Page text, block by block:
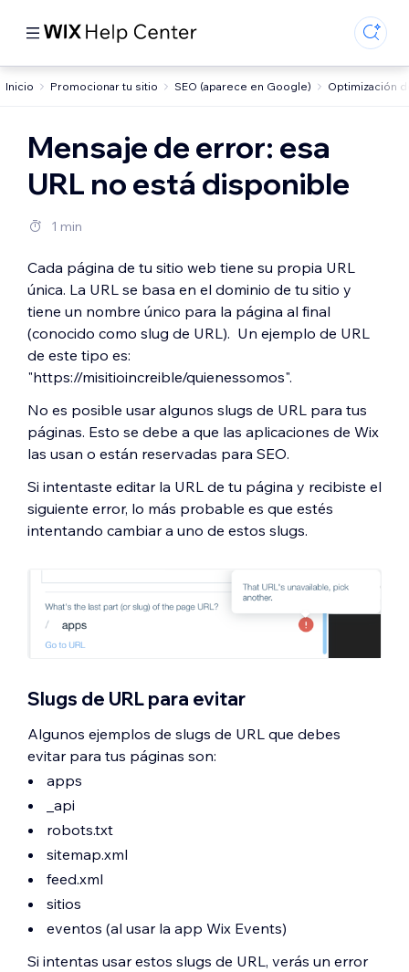
Inicio Promocionar tu sitio SEO (aparece en Google) Optimización
Mensaje de error: esa
URL no está disponible
1 min
Cada página de tu sitio web tiene su propia URL
única. La URL se basa en el dominio de tu sitio y
tiene un nombre único para la página al final
(conocido como slug de URL). Un ejemplo de URL
de este tipo es:
"https://misitioincreible/quienessomos".
No es posible usar algunos slugs de URL para tus
páginas. Esto se debe a que las aplicaciones de Wix
las usan o están reservadas para SEO.
Si intentaste editar la URL de tu página y recibiste el
siguiente error, lo más probable es que estés
intentando cambiar a uno de estos slugs.
Slugs de URL para evitar
Algunos ejemplos de slugs de URL que debes
evitar para tus páginas son:
apps
_api
robots.txt
sitemap.xml
feed.xml
sitios
eventos (al usar la app Wix Events)
Si intentas usar estos slugs de URL, verás un error